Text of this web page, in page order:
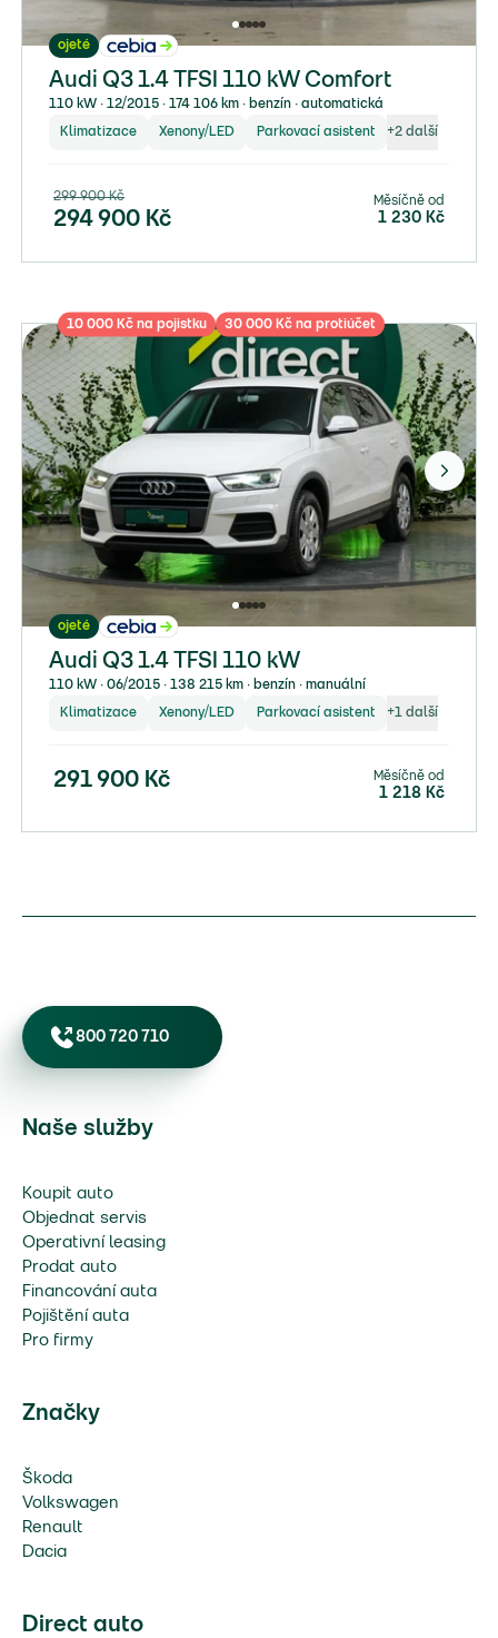
ojeté
Audi Q3 1.4 TFSI 110 kW Comfort
110 kW ∙ 12/2015 ∙ 174 106 km ∙ benzín ∙ automatická
Klimatizace Xenony/LED Parkovací asistent +2 další
299 900Kč
294 900 Kč
Měsíčně od
1 230 Kč
10 000 Kč na pojistku 30 000 Kč na protiúčet
ojeté
Audi Q3 1.4 TFSI 110 kW
110 kW ∙ 06/2015 ∙ 138 215 km ∙ benzín ∙ manuální
Klimatizace Xenony/LED Parkovací asistent +1 další
291 900 Kč Měsíčně od
1 218 Kč
800 720 710
Naše služby
Koupit auto
Objednat servis
Operativní leasing
Prodat auto
Financování auta
Pojištění auta
Pro firmy
Značky
Škoda
Volkswagen
Renault
Dacia
Direct auto